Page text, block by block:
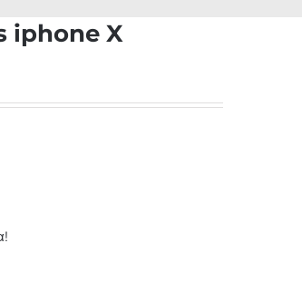
iphone X